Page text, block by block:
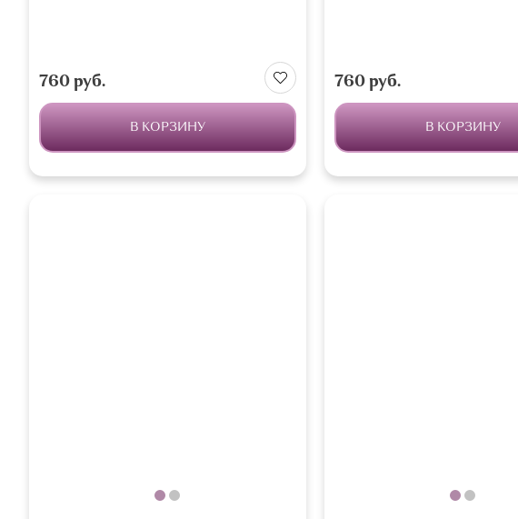
760 руб.
В КОРЗИНУ
760 руб.
В КОРЗИНУ